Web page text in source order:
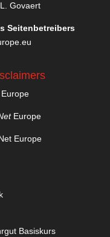
Govaert
Seitenbetreibers
Europe
Europe
Basiskurs